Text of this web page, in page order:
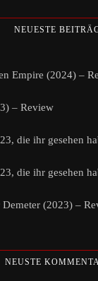
NEUESTE
Empire (2024) –
– Review
die ihr gesehen
die ihr gesehen
(2023) –
NEUSTE